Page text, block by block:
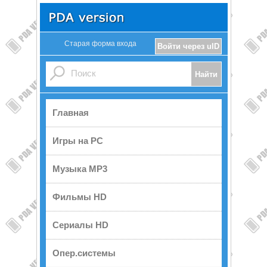
Войти через uID
Старая форма входа
Главная
Игры на PC
Музыка MP3
Фильмы HD
Сериалы HD
Опер.системы